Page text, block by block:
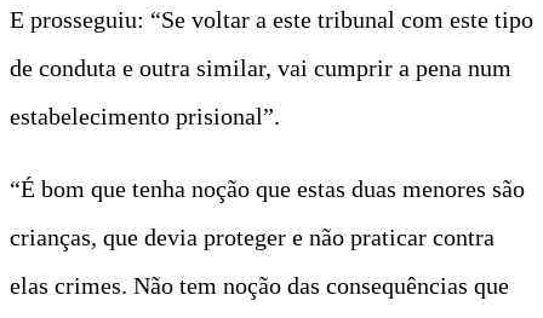
E prosseguiu: “Se voltar a este tribunal com este tipo
de conduta e outra similar, vai cumprir a pena num
estabelecimento prisional”.
“É bom que tenha noção que estas duas menores são
crianças, que devia proteger e não praticar contra
elas crimes. Não tem noção das consequências que